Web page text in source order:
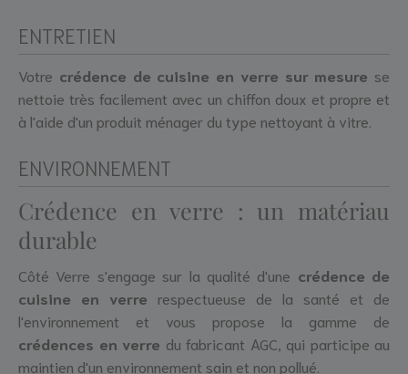
ENTRETIEN
Votre crédence de cuisine en verre sur mesure se
nettoie très facilement avec un chiffon doux et propre et
à l'aide d'un produit ménager du type nettoyant à vitre.
ENVIRONNEMENT
Crédence en verre : un matériau
durable
Côté Verre s'engage sur la qualité d'une crédence de
cuisine en verre respectueuse de la santé et de
l'environnement et vous propose la gamme de
crédences en verre du fabricant AGC, qui participe au
maintien d'un environnement sain et non pollué.